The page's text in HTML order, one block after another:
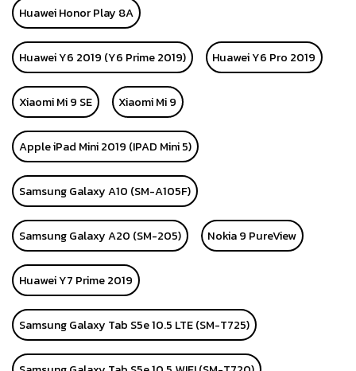
Huawei Honor Play 8A
Huawei Y6 2019 (Y6 Prime 2019) Huawei Y6 Pro 2019
Xiaomi Mi 9 SE Xiaomi Mi 9
Apple iPad Mini 2019 (IPAD Mini 5)
Samsung Galaxy A10 (SM-A105F)
Samsung Galaxy A20 (SM-205) Nokia 9 PureView
Huawei Y7 Prime 2019
Samsung Galaxy Tab S5e 10.5 LTE (SM-T725)